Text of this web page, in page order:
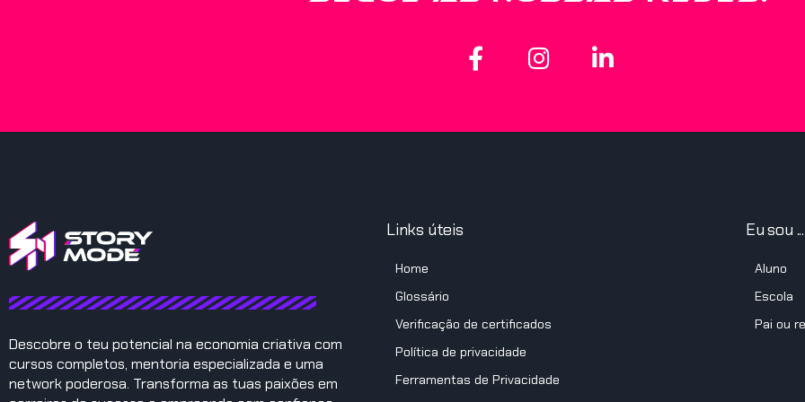
Descobre o teu potencial na economia criativa com
cursos completos, mentoria especializada e uma
network poderosa. Transforma as tuas paixões em
Links úteis
Home
Glossário
Verificação de certificados
Política de privacidade
Ferramentas de Privacidade
Eu sou ...
Aluno
Escola
Pai ou